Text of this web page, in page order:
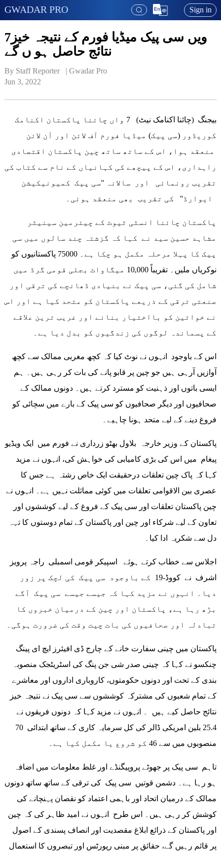
GWADAR PRO Sign in
7ویں سی پیک میڈیا فورم کے نتیجہ خیز
نتائج حاصل ہو ں گے
By Staff Reporter   | Gwadar Pro
Jun 3, 2022
بیجنگ (چائنا اکنامک نیٹ) 7 واں چائنا پاکستان اکنامک
کوریڈور (سی پیک) میڈیا فورم آف لائن اور آن لائن
منعقد ہوا، اس کے ساتھ ساتھ چین پاکستان اقتصادی
راہداری، اس کے پیچھے کی کہانیاں کے نام سے کتاب کی
تقریب رونمائی اور سالانہ ''سی پیک کمیونیکیشن
پاکستان چائنا انسٹی ٹیوٹ کے چیئرمین سینیٹر
مشاہد حسین سید نے کہا کہ گزشتہ چند سالوں میں سی
پیک کا پہلا مرحلہ مکمل ہو چکا ہے۔ 75000 پاکستانیوں کو
نوکریاں ملیں۔ تقریباً 10,000 میگاواٹ بجلی قومی گرڈ میں
شامل کی گئی، سی پیک نے بنیادی ڈھانچے کی ترقی اور
صنعتی ترقی کے ذریعے پاکستان کو متحد کیا ہے اور اس
نے خواتین کو بااختیار بنانے اور غریب ترین علاقے
کے پسماندہ لوگوں کی زندگیوں کو بدل دیا ہے۔
اس کے باوجود انہوں نے نوٹ کیا کہ کچھ مغربی ممالک سے کچھ
آوازیں آرہی ہیں جو چین پر قابو پانے کی بات کر رہی ہیں۔ ہم
ایسی باتوں اور ذہنیت کو مسترد کرتے ہیں۔ دونوں ممالک کے
صحافیوں اور دیگر صحافیوں کو سی پیک کے بارے میں سچائی کو
فروغ دینے کے لیے متحد ہونا چاہیے۔
پاکستان کے وزیر خارجہ بلاول بھٹو زرداری نے فورم میں ایک ویڈیو
پیغام میں اس کی بڑی کامیابی کی خواہش کی، انہوں نے مزید
کہا کہ پاک چین تعلقات درحقیقت ایک خاص رشتہ ہے جس کا
عصری بین الاقوامی تعلقات میں کوئی مماثلت نہیں ہے۔ انہوں نے
چین پاکستان تعلقات اور سی پیک کے فروغ کے لیے کوششوں اور
تعاون کے لیے شرکاء اور چین اور پاکستان کے تمام دوستوں کا تہہ
دل سے شکریہ ادا کیا۔
اجلاس سے خطاب کرتے ہوئے اسپیکر قومی اسمبلی راجہ پرویز
اشرف نے کووڈ-19 کے باوجود سی پیک کی لچک پر زور
دیا۔ انہوں نے مزید کہا کہ جیسے جیسے سی پیک آگے
بڑھ رہا ہے، پاکستان اور چین کے درمیان خبروں کا
تبادلہ اور صحافیوں کی بات چیت وقت کی ضرورت ہوگی۔
پاکستان میں چینی سفارت خانے کے چارج ڈی افیئرز ایچ ای پینگ
چنکسو نے کہا کہ چینی صدر شی جن پنگ کی اسٹریٹجک منصوبہ
بندی کے تحت اور دونوں حکومتوں، کاروباری اداروں اور معاشرے
کے تمام شعبوں کی مشترکہ کوششوں سے سی پیک نے نتیجہ خیز
نتائج حاصل کیے ہیں ۔ انہوں نے مزید کہا کہ دونوں فریقوں نے
25.4 بلین امریکی ڈالر کی کل سرمایہ کاری کے ساتھ ابتدائی 70
منصوبوں میں سے 46 کو شروع یا مکمل کیا ہے۔
تاہم سی پیک پر جھوٹے پروپیگنڈے اور غلط معلومات میں اضافہ
ہو رہا ہے۔ دشمن قوتیں سی پیک کی ترقی کے ساتھ ساتھ دونوں
ممالک کے درمیان اتحاد اور باہمی اعتماد کو نقصان پہنچانے کی
کوشش کر رہی ہیں۔ اس طرح انہوں نے امید ظاہر کی کہ چین
اور پاکستان کے ذرائع ابلاغ مقصدیت اور انصاف پسندی کے اصول
پر قائم رہیں گے، حقائق پر مبنی رپورٹس اور تبصروں کا استعمال